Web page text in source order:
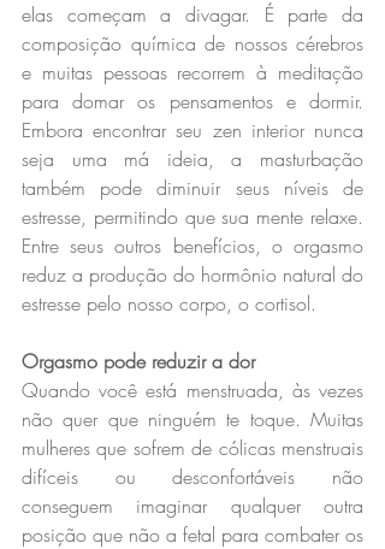
elas começam a divagar. É parte da
composição química de nossos cérebros
e muitas pessoas recorrem à meditação
para domar os pensamentos e dormir.
Embora encontrar seu zen interior nunca
seja uma má ideia, a masturbação
também pode diminuir seus níveis de
estresse, permitindo que sua mente relaxe.
Entre seus outros benefícios, o orgasmo
reduz a produção do hormônio natural do
estresse pelo nosso corpo, o cortisol.
Orgasmo pode reduzir a dor
Quando você está menstruada, às vezes
não quer que ninguém te toque. Muitas
mulheres que sofrem de cólicas menstruais
difíceis ou desconfortáveis ​​não
conseguem imaginar qualquer outra
posição que não a fetal para combater os